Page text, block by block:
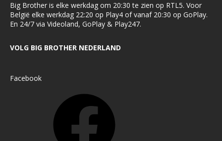
Big Brother is elke werkdag om 20:30 te zien op RTL5. Voor
België elke werkdag 22:20 op Play4 of vanaf 20:30 op GoPlay.
En 24/7 via Videoland, GoPlay & Play247.
VOLG BIG BROTHER NEDERLAND
Facebook